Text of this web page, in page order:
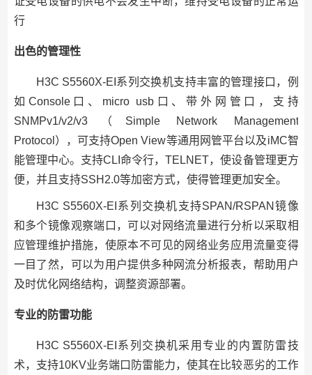
行
出色的管理性
H3C S5560X-EI系列交换机支持丰富的管理接口，例
如Console口、micro usb口、带外网管口，支持
SNMPv1/v2/v3（Simple Network Management
Protocol），可支持Open View等通用网管平台以及iMC智
能管理中心。支持CLI命令行，TELNET，使设备管理更方
便，并且支持SSH2.0等加密方式，使得管理更加安全。
H3C S5560X-EI系列交换机支持SPAN/RSPAN镜像
和多个镜像观察端口，可以对网络流量进行分析以采取相
应管理维护措施，使原本不可见的网络业务应用流量变得
一目了然，可以为用户提供多种网流分析报表，帮助用户
及时优化网络结构，调整资源部署。
专业的防雷功能
H3C S5560X-EI系列交换机采用专业的内置防雷技
术，支持10KV业务端口防雷能力，使其在比较恶劣的工作